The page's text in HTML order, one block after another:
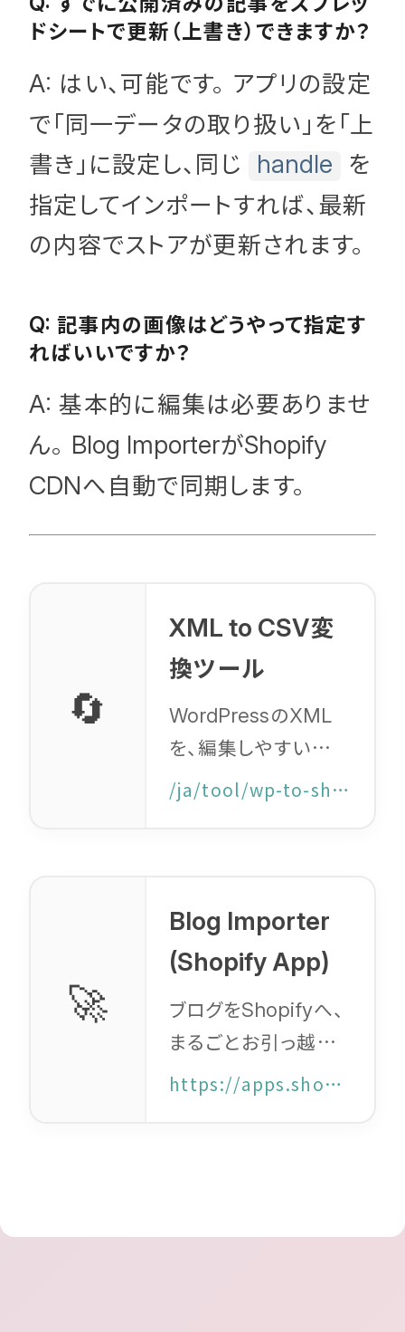
ドシートで更新（上書き）できますか？
A: はい、可能です。 アプリの設定
で「同一データの取り扱い」を「上
書き」に設定し、同じ
handle を
指定してインポートすれば、最新
の内容でストアが更新されます。
Q: 記事内の画像はどうやって指定す
ればいいですか？
A: 基本的に編集は必要ありませ
ん。 Blog ImporterがShopify
CDNへ自動で同期します。
🔄
XML to CSV変
換ツール
WordPressのXML
を、編集しやすい
Shopify 形式の CSV
編集することが可能
になります。
/ja/tool/wp-to-shopify
🚀
Blog Importer
(Shopify App)
ブログをShopifyへ、
まるごとお引っ越し。
WordPress
などからhttps://apps.shopify.com/blog-importer